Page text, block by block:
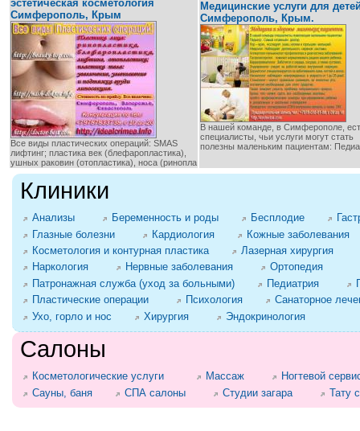
эстетическая косметология
Симферополь, Крым
Все виды пластических операций: SMAS
лифтинг; пластика век (блефаропластика),
ушных раковин (отопластика), носа (ринопла
Медицинские услуги для
Симферополь, Крым.
В нашей команде, в Симферополе,
специалисты, чьи услуги могут стать
полезны маленьким пациентам:
Клиники
Анализы Беременность и роды Бесплодие
Глазные болезни
Кардиология
Кожные заболевания
Косметология и контурная пластика
Лазерная хирургия
Наркология
Нервные заболевания
Ортопедия
Патронажная служба (уход за больными)
Педиатрия
Пластические операции
Психология
Санаторное
Ухо, горло и нос
Хирургия Эндокринология
Салоны
Косметологические услуги Массаж
Ногтевой
Сауны, баня
СПА салоны Студии загара Тату